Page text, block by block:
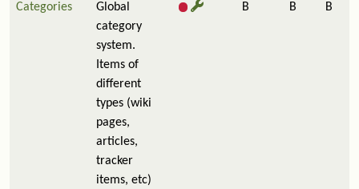
Categories
Global
category
system.
Items of
different
types (wiki
pages,
articles,
tracker
items, etc)
B B B